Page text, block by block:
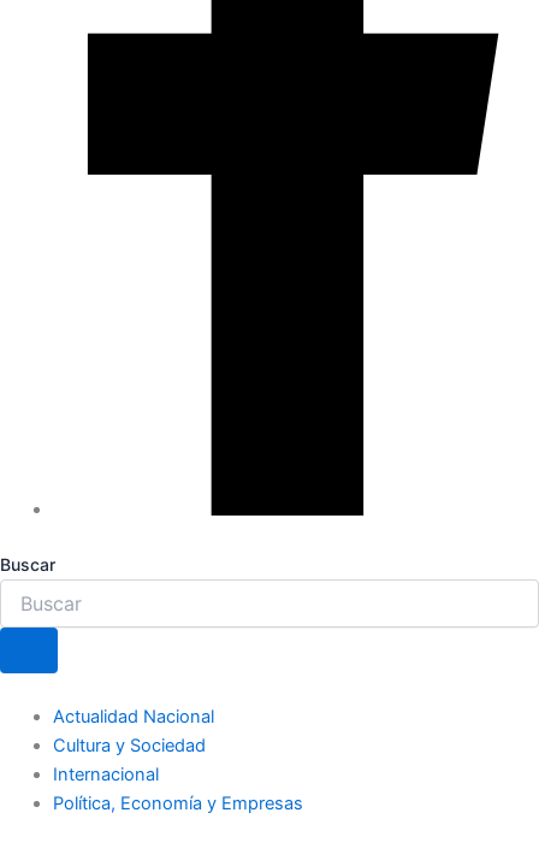
Buscar
Actualidad Nacional
Cultura y Sociedad
Internacional
Política, Economía y Empresas